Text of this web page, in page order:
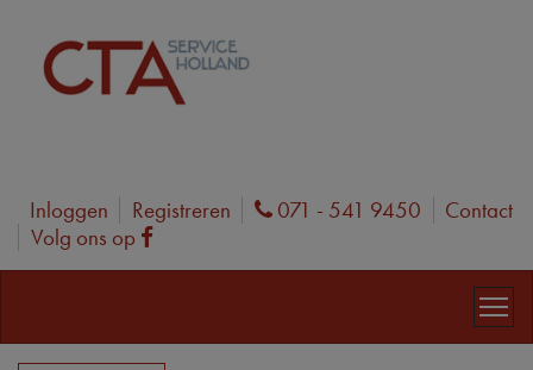
Inloggen Registreren Phone
071 - 541 9450
Contact
Volg ons op
Facebook